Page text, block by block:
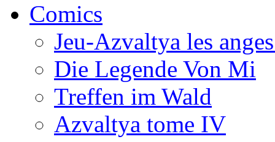
Comics
Jeu-Azvaltya les
Die Legende Von Mi
Treffen im Wald
Azvaltya tome IV